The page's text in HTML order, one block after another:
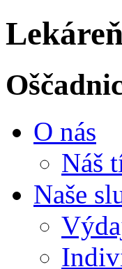
L
O nás
Náš
Naše